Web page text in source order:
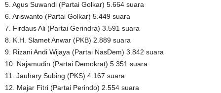
5. Agus Suwandi (Partai Golkar) 5.664 suara
6. Ariswanto (Partai Golkar) 5.449 suara
7. Firdaus Ali (Partai Gerindra) 3.591 suara
8. K.H. Slamet Anwar (PKB) 2.889 suara
9. Rizani Andi Wijaya (Partai NasDem) 3.842 suara
10. Najamudin (Partai Demokrat) 5.351 suara
11. Jauhary Subing (PKS) 4.167 suara
12. Majar Fitri (Partai Perindo) 2.554 suara